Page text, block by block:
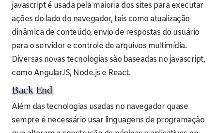
javascript é usada pela maioria dos sites para executar
ações do lado do navegador, tais como atualização
dinâmica de conteúdo, envio de respostas do usuário
para o servidor e controle de arquivos multimídia.
Diversas novas tecnologias são baseadas no javascript,
como AngularJS, Node.js e React.
Back End
Além das tecnologias usadas no navegador quase
sempre é necessário usar linguagens de programação